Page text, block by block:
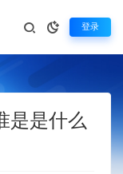
登录
是是什么